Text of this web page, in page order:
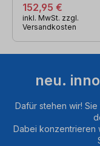
152,95 €
inkl. MwSt. zzgl.
Versandkosten
neu.
Dafür stehen wir!
Dabei konzentrieren